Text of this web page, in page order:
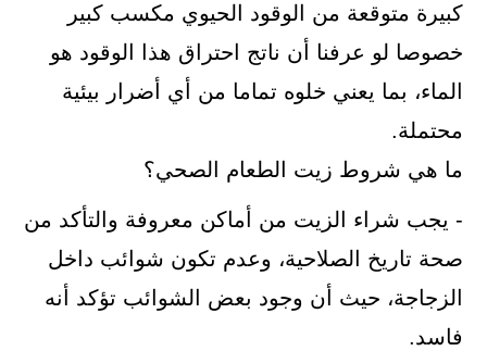
كبيرة متوقعة من الوقود الحيوي مكسب كبير
خصوصا لو عرفنا أن ناتج احتراق هذا الوقود هو
الماء، بما يعني خلوه تماما من أي أضرار بيئية
محتملة.
ما هي شروط زيت الطعام الصحي؟
- يجب شراء الزيت من أماكن معروفة والتأكد من
صحة تاريخ الصلاحية، وعدم تكون شوائب داخل
الزجاجة، حيث أن وجود بعض الشوائب تؤكد أنه
فاسد.